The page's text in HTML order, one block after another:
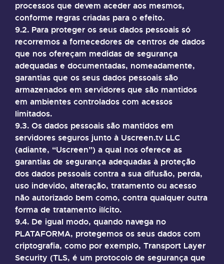
processos que devem aceder aos mesmos,
conforme regras criadas para o efeito.
9.2. Para proteger os seus dados pessoais só
recorremos a fornecedores de centros de dados
que nos ofereçam medidas de segurança
adequadas e documentadas, nomeadamente,
garantias que os seus dados pessoais são
armazenados em servidores que são mantidos
em ambientes controlados com acessos
limitados.
9.3. Os dados pessoais são mantidos em
servidores seguros junto à Uscreen.tv LLC
(adiante, “Uscreen”) a qual nos oferece as
garantias de segurança adequadas à proteção
dos dados pessoais contra a sua difusão, perda,
uso indevido, alteração, tratamento ou acesso
não autorizado bem como, contra qualquer outra
forma de tratamento ilícito.
9.4. De igual modo, quando navega no
PLATAFORMA, protegemos os seus dados com
criptografia, como por exemplo, Transport Layer
Security (TLS, é um protocolo de segurança que